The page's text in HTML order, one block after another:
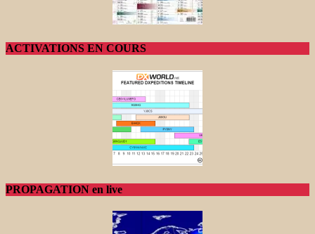
ACTIVATIONS EN COURS
PROPAGATION en live